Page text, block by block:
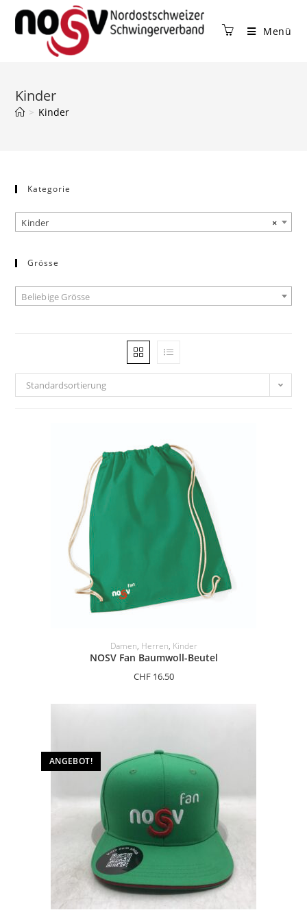
Menü
Kinder
> Kinder
Kategorie
×
Kinder
Grösse
Beliebige Grösse
Standardsortierung
AUSFÜHRUNG WÄHLEN
Damen, Herren, Kinder
NOSV Fan Baumwoll-Beutel
CHF16.50
ANGEBOT!